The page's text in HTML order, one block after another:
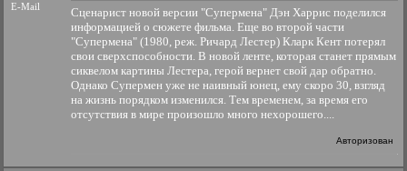
E-Mail
Сценарист новой версии "Супермена" Дэн Харрис поделился
информацией о сюжете фильма. Еще во второй части
"Супермена" (1980, реж. Ричард Лестер) Кларк Кент потерял
свои сверхспособности. В новой ленте, которая станет прямым
сиквелом картины Лестера, герой вернет свой дар обратно.
Однако Супермен уже не наивный юнец, ему скоро 30, взгляд
на жизнь порядком изменился. Тем временем, за время его
отсутствия в мире произошло много нехорошего....
Авторизован